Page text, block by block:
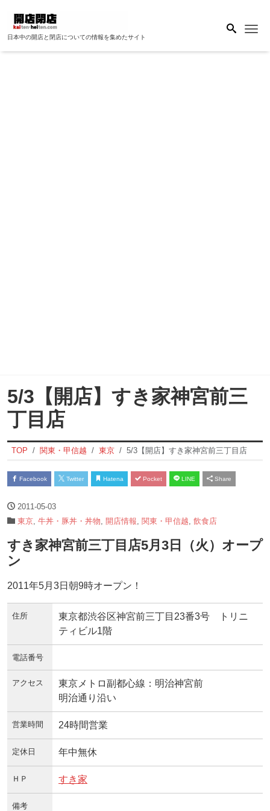
日本中の開店と閉店についての情報を集めたサイト
5/3【開店】すき家神宮前三
丁目店
TOP 関東・甲信越 東京 5/3【開店】すき家神宮前三丁目店
Facebook Twitter Hatena Pocket LINE Share
2011-05-03
東京 牛丼・豚丼・丼物 開店情報 関東・甲信越 飲食店
すき家神宮前三丁目店5月3日（火）オープ
ン
2011年5月3日朝9時オープン！
住所
東京都渋谷区神宮前三丁目23番3号 トリニ
ティビル1階
電話番号
アクセス
東京メトロ副都心線：明治神宮前
明治通り沿い
営業時間 24時間営業
定休日 年中無休
ＨＰ すき家
備考